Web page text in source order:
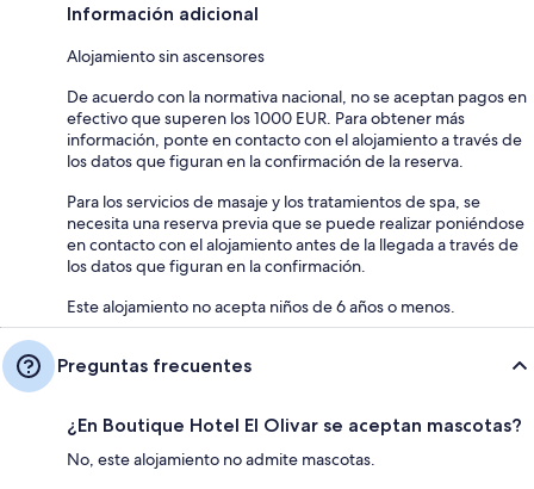
Información adicional
Alojamiento sin ascensores
De acuerdo con la normativa nacional, no se aceptan pagos en
efectivo que superen los 1000 EUR. Para obtener más
información, ponte en contacto con el alojamiento a través de
los datos que figuran en la confirmación de la reserva.
Para los servicios de masaje y los tratamientos de spa, se
necesita una reserva previa que se puede realizar poniéndose
en contacto con el alojamiento antes de la llegada a través de
los datos que figuran en la confirmación.
Este alojamiento no acepta niños de 6 años o menos.
Preguntas frecuentes
¿En Boutique Hotel El Olivar se aceptan mascotas?
No, este alojamiento no admite mascotas.